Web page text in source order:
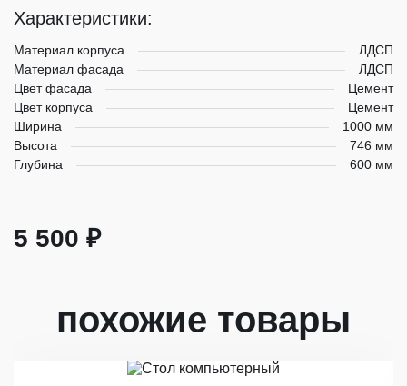
Характеристики:
Материал корпуса
ЛДСП
Материал фасада
ЛДСП
Цвет фасада
Цемент
Цвет корпуса
Цемент
Ширина
1000 мм
Высота
746 мм
Глубина
600 мм
5 500 ₽
похожие товары